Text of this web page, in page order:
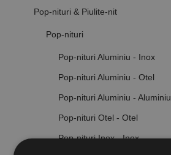
Pop-nituri & Piulite-nit
Pop-nituri
Pop-nituri Aluminiu - Inox
Pop-nituri Aluminiu - Otel
Pop-nituri Aluminiu - Aluminiu
Pop-nituri Otel - Otel
Pop-nituri Inox - Inox